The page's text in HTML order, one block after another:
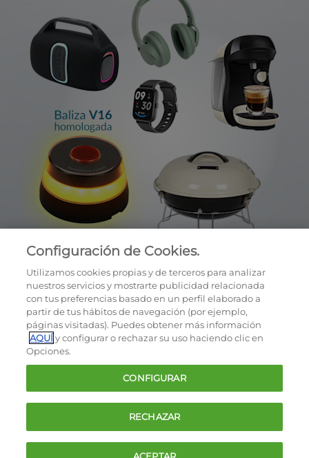
Cookies
Política de privacidad
Términos y condiciones de la oferta
Contacto
FAQ
Configuración de Cookies.
Utilizamos cookies propias y de terceros para analizar
nuestros servicios y mostrarte publicidad relacionada
con tus preferencias basado en un perfil elaborado a
partir de tus hábitos de navegación (por ejemplo,
páginas visitadas). Puedes obtener más información
AQUÍy configurar o rechazar su uso haciendo clic en
Opciones.
CONFIGURAR
RECHAZAR